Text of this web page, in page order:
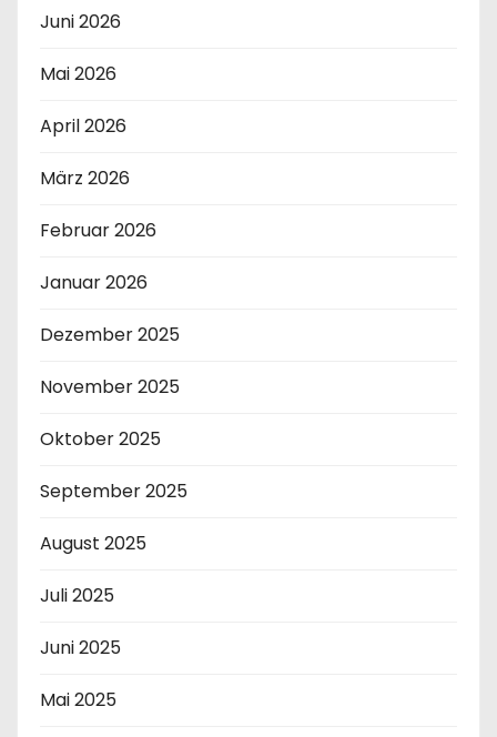
Juni 2026
Mai 2026
April 2026
März 2026
Februar 2026
Januar 2026
Dezember 2025
November 2025
Oktober 2025
September 2025
August 2025
Juli 2025
Juni 2025
Mai 2025